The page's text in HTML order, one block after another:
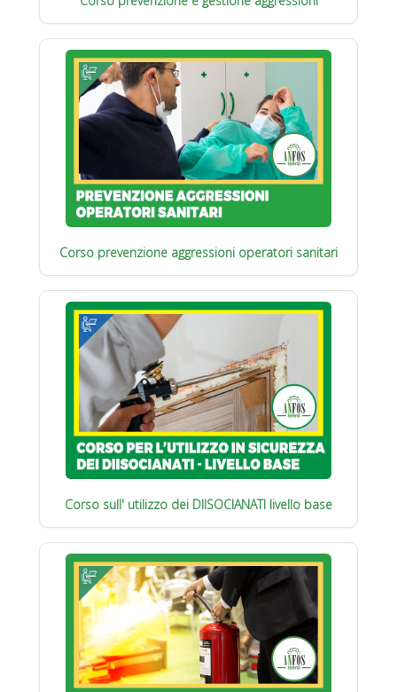
Corso prevenzione aggressioni operatori sanitari
Corso sull' utilizzo dei DIISOCIANATI livello base